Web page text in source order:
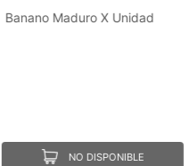
Banano Maduro X Unidad
NO DISPONIBLE